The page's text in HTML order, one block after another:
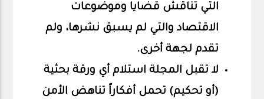
التي تناقش قضايا وموضوعات
الاقتصاد والتي لم يسبق نشرها، ولم
تقدم لجهة أخرى.
لا تقبل المجلة استلام أي ورقة بحثية
(أو تحكيم) تحمل أفكاراً تناهض الأمن